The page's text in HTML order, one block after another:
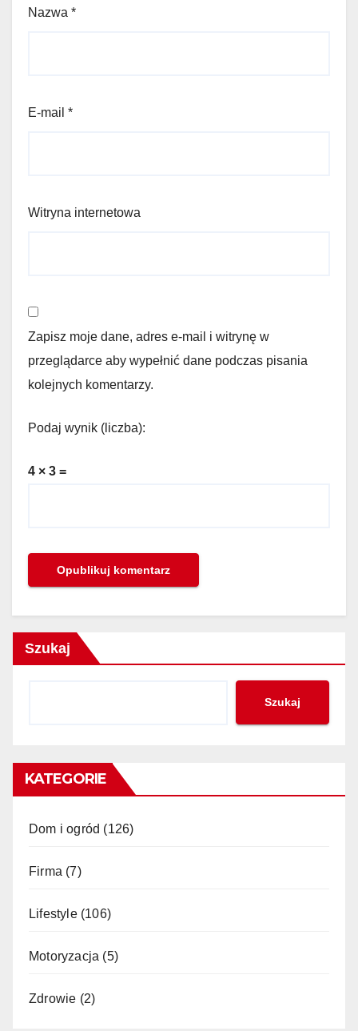
Nazwa *
E-mail *
Witryna internetowa
Zapisz moje dane, adres e-mail i witrynę w
przeglądarce aby wypełnić dane podczas pisania
kolejnych komentarzy.
Podaj wynik (liczba):
4 × 3 =
Szukaj
Szukaj
KATEGORIE
Dom i ogród (126)
Firma (7)
Lifestyle(106)
Motoryzacja (5)
Zdrowie (2)